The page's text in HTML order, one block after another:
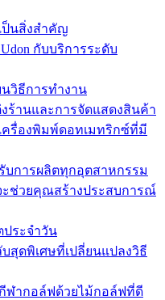
ป็นสิ่งสำคัญ
กับบริการระดับ
วิธีการทำงาน
งร้านและการจัดแสดงสินค้า
เครื่องพิมพ์ดอทเมทริกซ์ที่มี
บการผลิตทุกอุตสาหกรรม
ช่วยคุณสร้างประสบการณ์
ประจำวัน
สุดพิเศษที่เปลี่ยนแปลงวิธี
ฬากอล์ฟด้วยไม้กอล์ฟที่ดี